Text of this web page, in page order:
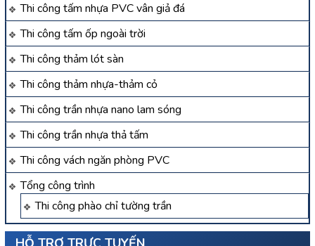
Thi công tấm nhựa PVC vân giả đá
Thi công tấm ốp ngoài trời
Thi công thảm lót sàn
Thi công thảm nhựa-thảm cỏ
Thi công trần nhựa nano lam sóng
Thi công trần nhựa thả tấm
Thi công vách ngăn phòng PVC
Tổng công trình
Thi công phào chỉ tường trần